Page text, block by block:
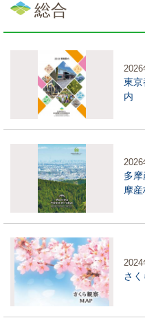
文
総合
2026
東京
内
2026
多
摩
2024
さ